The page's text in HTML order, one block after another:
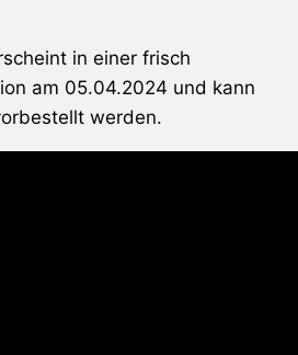
in einer frisch
am 05.04.2024 und kann
werden.